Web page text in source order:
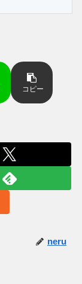
コピー
neru